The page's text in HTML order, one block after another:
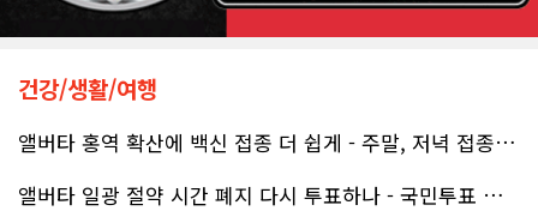
무엇보다 작은 베이스먼트 공간을 밝고 깔끔하면서도 가족 모두가 편하게 사용할 수 있는 공간으로 완성해 주셔서 정말 만족합니다. 특히 아이들과 함께 즐겁게 시간을 보낼 수 있는 공간이 되어 더욱 뜻깊습니다.
베이스먼트 개발을 고민하시는 분들께 B&A를 자신 있게 추천드립니다.
건강/생활/여행
앨버타 홍역 확산에 백신 접종 더 쉽게 - 주말, 저녁 접종 클리닉 열..
앨버타 일광 절약 시간 폐지 다시 투표하나 - 국민투표 기준 낮춰지며 ..